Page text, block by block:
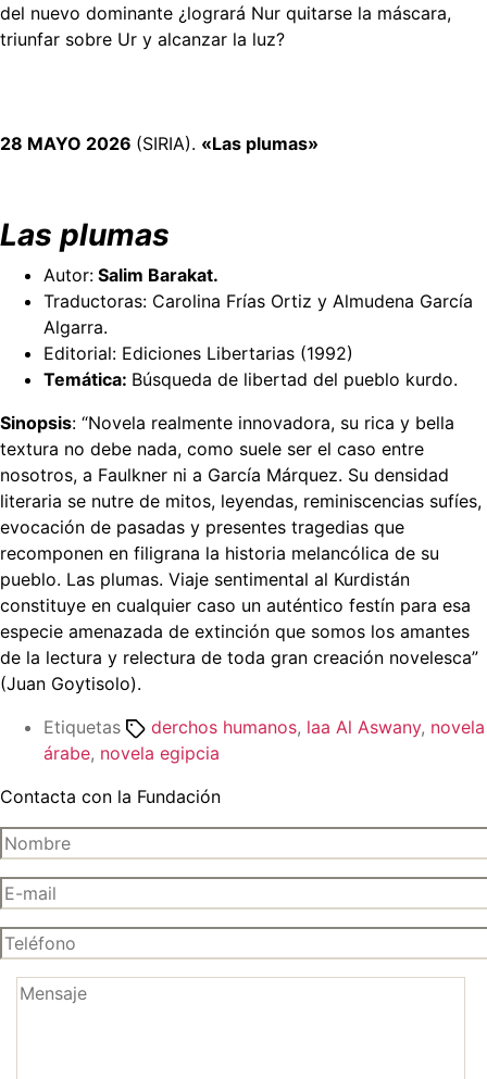
del nuevo dominante ¿logrará Nur quitarse la máscara,
triunfar sobre Ur y alcanzar la luz?
28 MAYO 2026 (SIRIA). «Las plumas»
Las plumas
Autor: Salim Barakat.
Traductoras: Carolina Frías Ortiz y Almudena García
Algarra.
Editorial: Ediciones Libertarias (1992)
Temática: Búsqueda de libertad del pueblo kurdo.
Sinopsis: “Novela realmente innovadora, su rica y bella
textura no debe nada, como suele ser el caso entre
nosotros, a Faulkner ni a García Márquez. Su densidad
literaria se nutre de mitos, leyendas, reminiscencias sufíes,
evocación de pasadas y presentes tragedias que
recomponen en filigrana la historia melancólica de su
pueblo. Las plumas. Viaje sentimental al Kurdistán
constituye en cualquier caso un auténtico festín para esa
especie amenazada de extinción que somos los amantes
de la lectura y relectura de toda gran creación novelesca”
(Juan Goytisolo).
Etiquetas
derchos humanos, laa Al Aswany, novela
árabe, novela egipcia
Contacta con la Fundación